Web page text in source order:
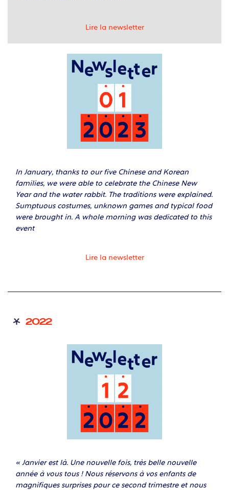
Lire la newsletter
In January, thanks to our five Chinese and Korean
families, we were able to celebrate the Chinese New
Year and the water rabbit. The traditions were explained.
Sumptuous costumes, unknown games and typical food
were brought in. A whole morning was dedicated to this
event
Lire la newsletter
2022
« Janvier est là. Une nouvelle fois, très belle nouvelle
année à vous tous ! Nous réservons à vos enfants de
magnifiques surprises pour ce second trimestre et nous